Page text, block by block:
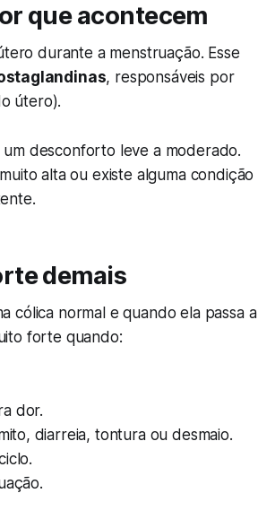
que acontecem
durante a menstruação. Esse
, responsáveis por
útero).
desconforto leve a moderado.
alta ou existe alguma condição
demais
cólica normal e quando ela passa a
forte quando:
dor.
diarreia, tontura ou desmaio.